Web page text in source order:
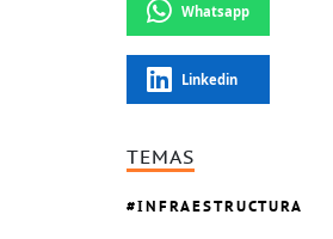
Whatsapp
Linkedin
TEMAS
INFRAESTRUCTURA